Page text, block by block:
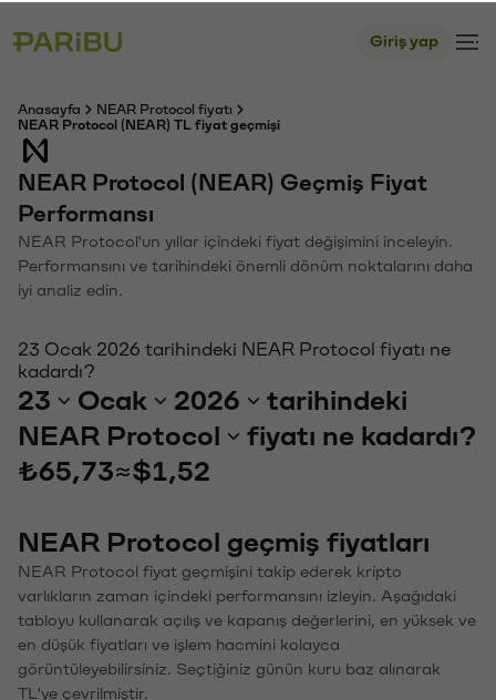
Giriş yap
Anasayfa
NEAR Protocol fiyatı
NEAR Protocol (NEAR) TL fiyat geçmişi
NEAR Protocol (NEAR) Geçmiş Fiyat
Performansı
NEAR Protocol'un yıllar içindeki fiyat değişimini inceleyin.
Performansını ve tarihindeki önemli dönüm noktalarını daha
iyi analiz edin.
23 Ocak 2026 tarihindeki NEAR Protocol fiyatı ne
kadardı?
23 Ocak 2026
tarihindeki
NEAR Protocol
fiyatı ne kadardı?
₺65,73≈$1,52
NEAR Protocol geçmiş fiyatları
NEAR Protocol fiyat geçmişini takip ederek kripto
varlıkların zaman içindeki performansını izleyin. Aşağıdaki
tabloyu kullanarak açılış ve kapanış değerlerini, en yüksek ve
en düşük fiyatları ve işlem hacmini kolayca
görüntüleyebilirsiniz. Seçtiğiniz günün kuru baz alınarak
TL'ye çevrilmiştir.